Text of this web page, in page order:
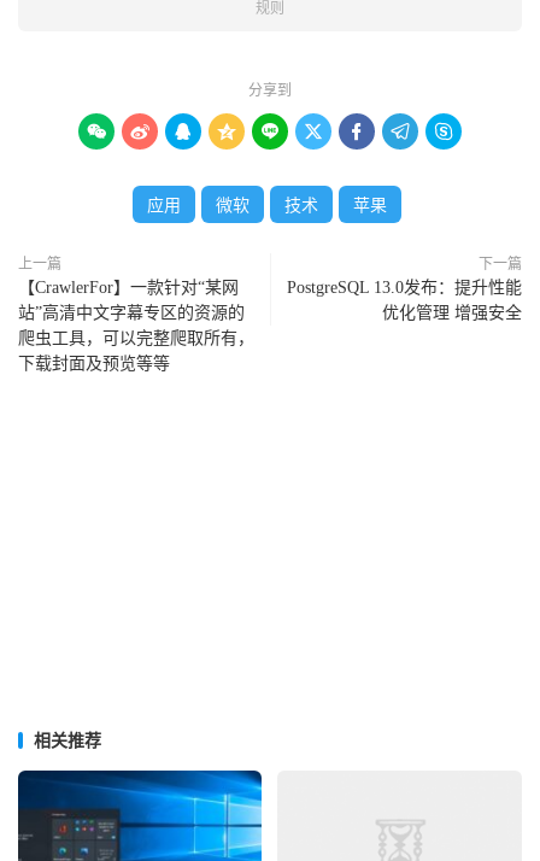
规则
分享到
        
应用 微软 技术 苹果
上一篇
【CrawlerFor】一款针对“某网
站”高清中文字幕专区的资源的
爬虫工具，可以完整爬取所有，
下载封面及预览等等
下一篇
PostgreSQL 13.0发布：提升性能
优化管理 增强安全
相关推荐